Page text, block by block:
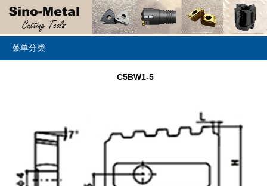
菜单分类
C5BW1-5